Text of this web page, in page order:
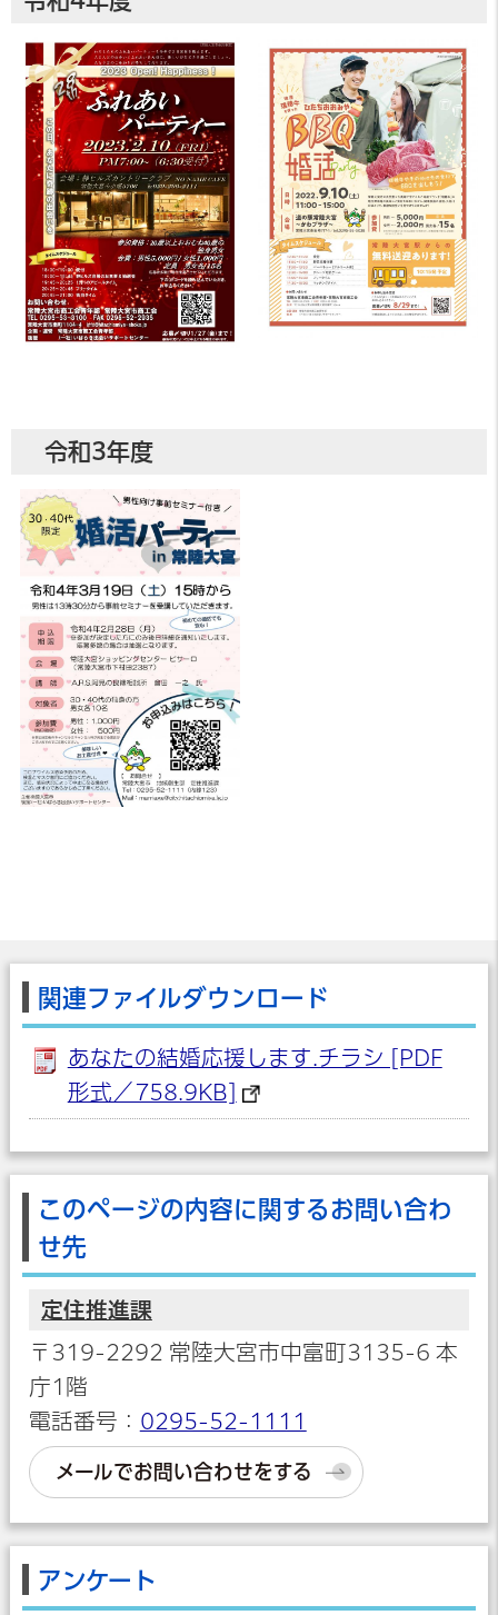
令和3年度
関連ファイルダウンロード
あなたの結婚応援します.チラシ [PDF
形式／758.9KB]
このページの内容に関するお問い合わ
せ先
定住推進課
〒319-2292 常陸大宮市中富町3135-6 本
庁1階
電話番号： 0295-52-1111
メールでお問い合わせをする
アンケート